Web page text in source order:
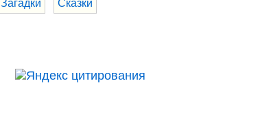
Загадки Сказки